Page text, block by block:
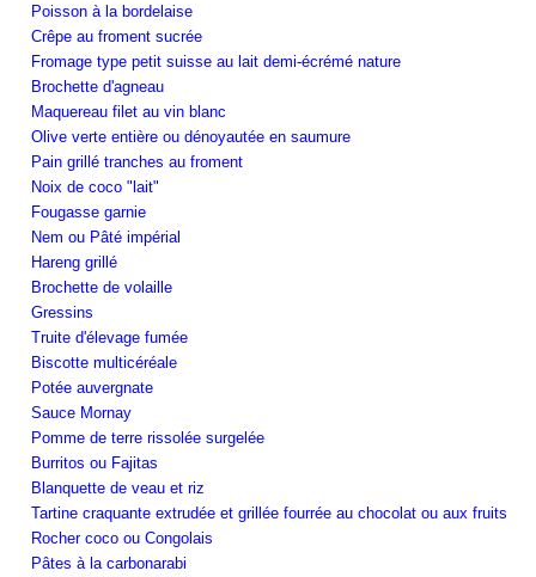
Poisson à la bordelaise
Crêpe au froment sucrée
Fromage type petit suisse au lait demi-écrémé nature
Brochette d'agneau
Maquereau filet au vin blanc
Olive verte entière ou dénoyautée en saumure
Pain grillé tranches au froment
Noix de coco "lait"
Fougasse garnie
Nem ou Pâté impérial
Hareng grillé
Brochette de volaille
Gressins
Truite d'élevage fumée
Biscotte multicéréale
Potée auvergnate
Sauce Mornay
Pomme de terre rissolée surgelée
Burritos ou Fajitas
Blanquette de veau et riz
Tartine craquante extrudée et grillée fourrée au chocolat ou aux fruits
Rocher coco ou Congolais
Pâtes à la carbonarabi